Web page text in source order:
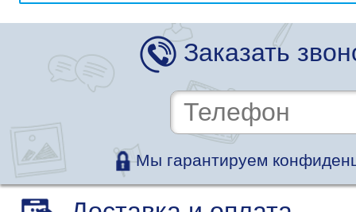
Заказать
Мы гарантируем